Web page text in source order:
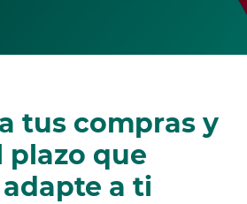
tus compras y
plazo que
a ti